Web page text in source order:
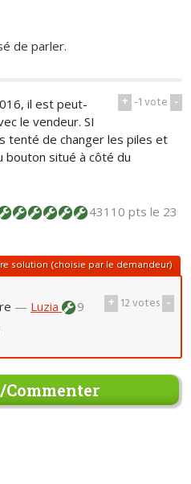
de parler.
+ -1vote -
il est peut-
le vendeur. SI
tenté de changer les piles et
bouton situé à côté du
43110 ptsle 23
solution (choisie par le demandeur)
+ 12votes -
— Luzia
9
Commenter